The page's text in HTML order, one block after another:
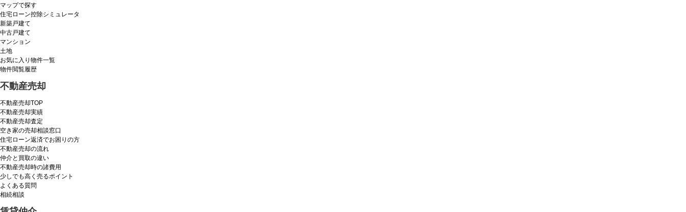
マップで探す
住宅ローン控除シミュレータ
新築戸建て
中古戸建て
マンション
土地
お気に入り物件一覧
物件閲覧履歴
不動産売却
不動産売却TOP
不動産売却実績
不動産売却査定
空き家の売却相談窓口
住宅ローン返済でお困りの方
不動産売却の流れ
仲介と買取の違い
不動産売却時の諸費用
少しでも高く売るポイント
よくある質問
相続相談